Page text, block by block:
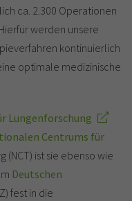
ca. 2.300 Operationen
werden unsere
kontinuierlich
optimale medizinische
Lungenforschung
Centrums für
(NCT) ist sie ebenso wie
Deutschen
fest in die